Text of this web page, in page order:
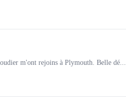
m'ont rejoins à Plymouth. Belle dé...